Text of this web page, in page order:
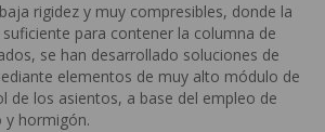
rigidez y muy compresibles, donde la
para contener la columna de
se han desarrollado soluciones de
elementos de muy alto módulo de
de los asientos, a base del empleo de
y hormigón.